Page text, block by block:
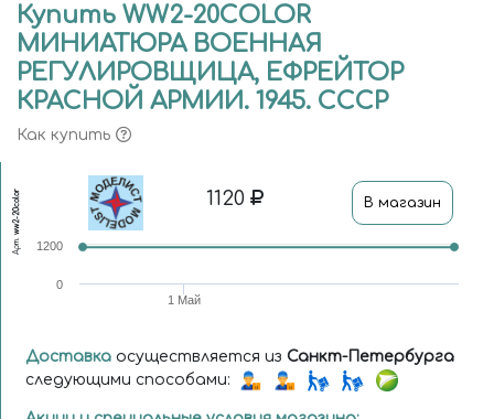
Купить WW2-20COLOR
МИНИАТЮРА ВОЕННАЯ
РЕГУЛИРОВЩИЦА, ЕФРЕЙТОР
КРАСНОЙ АРМИИ. 1945. СССР
Как купить
Арт.
ww2-20color 1120 В магазин
1 Май
0
1200
Доставка осуществляется из Санкт-Петербурга
следующими способами: